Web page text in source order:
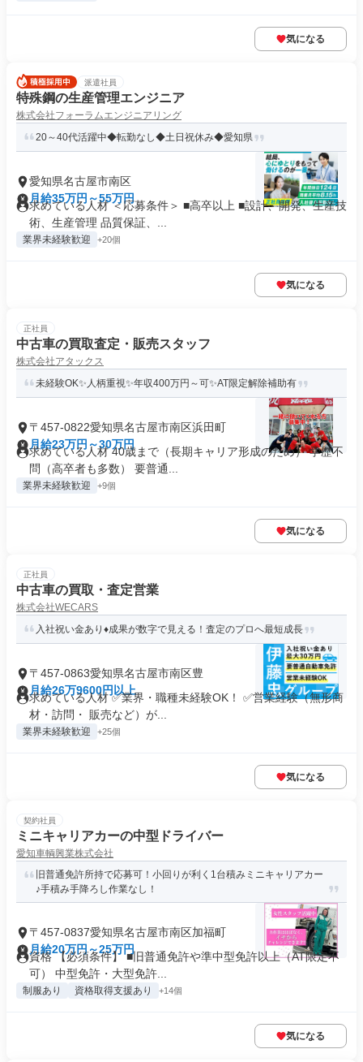
気になる
派遣社員
特殊鋼の生産管理エンジニア
株式会社フォーラムエンジニアリング
20～40代活躍中◆転勤なし◆土日祝休み◆愛知県
愛知県名古屋市南区
月給35万円～55万円
求めている人材 ＜応募条件＞ ■高卒以上 ■設計、開発、生産技
術、生産管理 品質保証、...
業界未経験歓迎 +20個
気になる
正社員
中古車の買取査定・販売スタッフ
株式会社アタックス
未経験OK✨人柄重視✨年収400万円～可✨AT限定解除補助有
〒457-0822愛知県名古屋市南区浜田町
月給23万円～30万円
求めている人材 40歳まで（長期キャリア形成のため） 学歴不
問（高卒者も多数） 要普通...
業界未経験歓迎 +9個
気になる
正社員
中古車の買取・査定営業
株式会社WECARS
入社祝い金あり♦︎成果が数字で見える！査定のプロへ最短成長
〒457-0863愛知県名古屋市南区豊
月給26万9600円以上
求めている人材 ✅業界・職種未経験OK！ ✅営業経験（無形商
材・訪問・ 販売など）が...
業界未経験歓迎 +25個
気になる
契約社員
ミニキャリアカーの中型ドライバー
愛知車輌興業株式会社
旧普通免許所持で応募可！小回りが利く1台積みミニキャリアカー
♪手積み手降ろし作業なし！
〒457-0837愛知県名古屋市南区加福町
月給20万円～25万円
資格 【必須条件】 ■旧普通免許や準中型免許以上（AT限定不
可） 中型免許・大型免許...
制服あり 資格取得支援あり +14個
気になる